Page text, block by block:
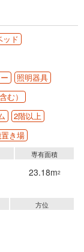
ッド
照明器具
む）
2階以上
き場
専有面積
23.18m2
方位